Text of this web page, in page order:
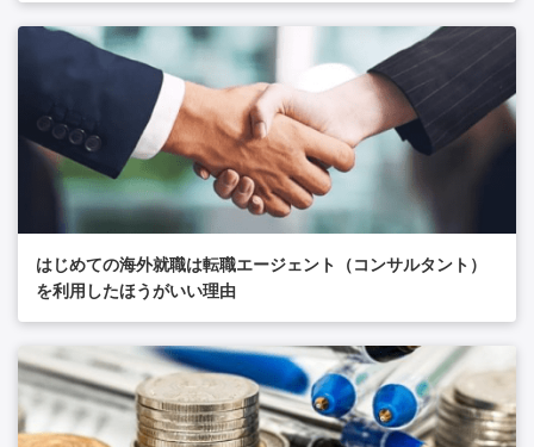
はじめての海外就職は転職エージェント（コンサルタント）
を利用したほうがいい理由